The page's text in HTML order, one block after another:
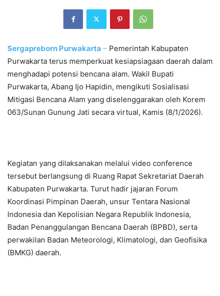
Sergapreborn Purwakarta – Pemerintah Kabupaten
Purwakarta terus memperkuat kesiapsiagaan daerah dalam
menghadapi potensi bencana alam. Wakil Bupati
Purwakarta, Abang Ijo Hapidin, mengikuti Sosialisasi
Mitigasi Bencana Alam yang diselenggarakan oleh Korem
063/Sunan Gunung Jati secara virtual, Kamis (8/1/2026).
Kegiatan yang dilaksanakan melalui video conference
tersebut berlangsung di Ruang Rapat Sekretariat Daerah
Kabupaten Purwakarta. Turut hadir jajaran Forum
Koordinasi Pimpinan Daerah, unsur Tentara Nasional
Indonesia dan Kepolisian Negara Republik Indonesia,
Badan Penanggulangan Bencana Daerah (BPBD), serta
perwakilan Badan Meteorologi, Klimatologi, dan Geofisika
(BMKG) daerah.